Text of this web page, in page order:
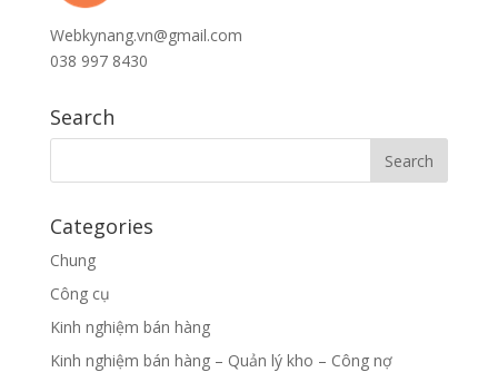
Webkynang.vn@gmail.com
038 997 8430
Search
Categories
Chung
Công cụ
Kinh nghiệm bán hàng
Kinh nghiệm bán hàng – Quản lý kho – Công nợ